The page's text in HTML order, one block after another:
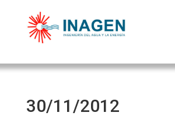
30/11/2012